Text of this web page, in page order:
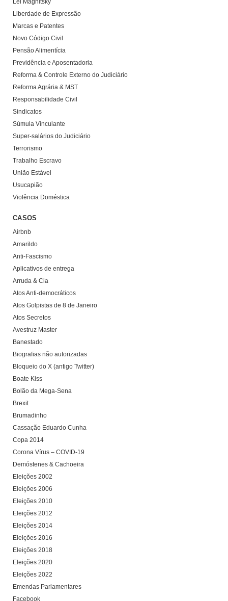
Lei Magnitsky
Liberdade de Expressão
Marcas e Patentes
Novo Código Civil
Pensão Alimentícia
Previdência e Aposentadoria
Reforma & Controle Externo do Judiciário
Reforma Agrária & MST
Responsabilidade Civil
Sindicatos
Súmula Vinculante
Super-salários do Judiciário
Terrorismo
Trabalho Escravo
União Estável
Usucapião
Violência Doméstica
CASOS
Airbnb
Amarildo
Anti-Fascismo
Aplicativos de entrega
Arruda & Cia
Atos Anti-democráticos
Atos Golpistas de 8 de Janeiro
Atos Secretos
Avestruz Master
Banestado
Biografias não autorizadas
Bloqueio do X (antigo Twitter)
Boate Kiss
Bolão da Mega-Sena
Brexit
Brumadinho
Cassação Eduardo Cunha
Copa 2014
Corona Vírus – COVID-19
Demóstenes & Cachoeira
Eleições 2002
Eleições 2006
Eleições 2010
Eleições 2012
Eleições 2014
Eleições 2016
Eleições 2018
Eleições 2020
Eleições 2022
Emendas Parlamentares
Facebook